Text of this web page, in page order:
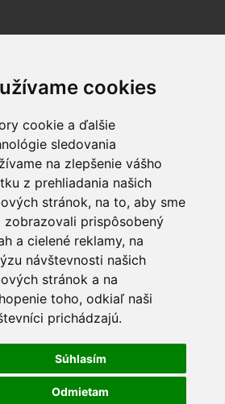
cookies
cookie a ďalšie
sledovania
na zlepšenie vášho
z prehliadania našich
stránok, na to, aby sme
zobrazovali prispôsobený
a cielené reklamy, na
návštevnosti našich
stránok a na
toho, odkiaľ naši
prichádzajú.
Súhlasím
Odmietam
SR
jaskýň
zranené živočíchy Zázrivá
majetku štátu